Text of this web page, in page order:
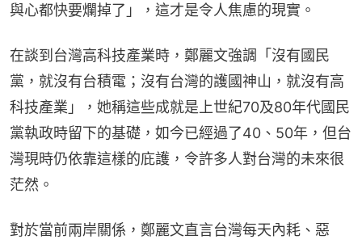
與心都快要爛掉了」，這才是令人焦慮的現實。
在談到台灣高科技產業時，鄭麗文強調「沒有國民
黨，就沒有台積電；沒有台灣的護國神山，就沒有高
科技產業」，她稱這些成就是上世紀70及80年代國民
黨執政時留下的基礎，如今已經過了40、50年，但台
灣現時仍依靠這樣的庇護，令許多人對台灣的未來很
茫然。
對於當前兩岸關係，鄭麗文直言台灣每天內耗、惡